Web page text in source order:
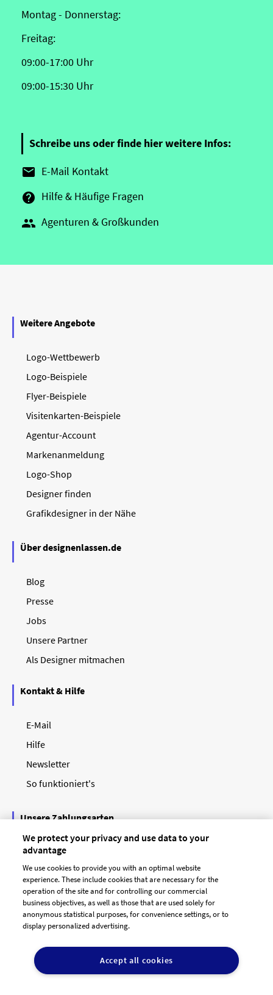
Montag - Donnerstag:
Freitag:
09:00-17:00 Uhr
09:00-15:30 Uhr
Schreibe uns oder finde hier weitere Infos:
 E-Mail Kontakt
 Hilfe & Häufige Fragen
 Agenturen & Großkunden
Weitere Angebote
Logo-Wettbewerb
Logo-Beispiele
Flyer-Beispiele
Visitenkarten-Beispiele
Agentur-Account
Markenanmeldung
Logo-Shop
Designer finden
Grafikdesigner in der Nähe
Über designenlassen.de
Blog
Presse
Jobs
Unsere Partner
Als Designer mitmachen
Kontakt & Hilfe
E-Mail
Hilfe
Newsletter
So funktioniert's
Unsere Zahlungsarten
AGB Dienstleister
Datenschutz
Impressum
We protect your privacy and use data to your
advantage
We use cookies to provide you with an optimal website
experience. These include cookies that are necessary for the
operation of the site and for controlling our commercial
business objectives, as well as those that are used solely for
anonymous statistical purposes, for convenience settings, or to
display personalized advertising.
Accept all cookies